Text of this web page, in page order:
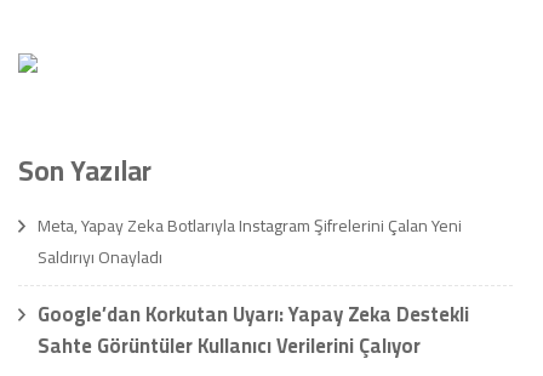
Son Yazılar
Meta, Yapay Zeka Botlarıyla Instagram Şifrelerini Çalan Yeni
Saldırıyı Onayladı
Google’dan Korkutan Uyarı: Yapay Zeka Destekli
Sahte Görüntüler Kullanıcı Verilerini Çalıyor